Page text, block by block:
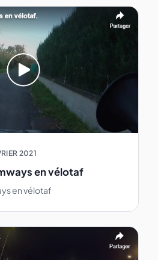
2021
en vélotaf
en vélotaf